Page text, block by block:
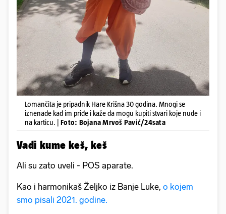
Lomančita je pripadnik Hare Krišna 30 godina. Mnogi se
iznenade kad im priđe i kaže da mogu kupiti stvari koje nude i
na karticu. | Foto: Bojana Mrvoš Pavić/24sata
Vadi kume keš, keš
Ali su zato uveli - POS aparate.
Kao i harmonikaš Željko iz Banje Luke, o kojem
smo pisali 2021. godine.